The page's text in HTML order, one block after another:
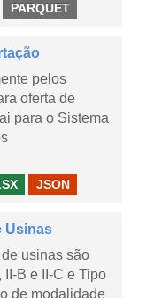
PARQUET
pelos
oferta de
para o Sistema
JSON
Usinas
usinas são
B e II-C e Tipo
de modalidade